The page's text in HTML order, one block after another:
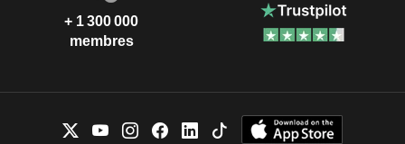
+ 1 300 000
membres